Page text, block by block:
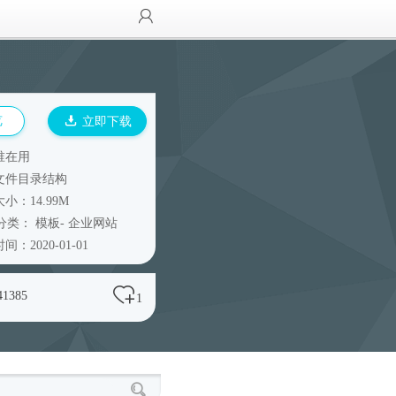
立即下载
在用
件目录结构
小：14.99M
类： 模板- 企业网站
间：2020-01-01
1